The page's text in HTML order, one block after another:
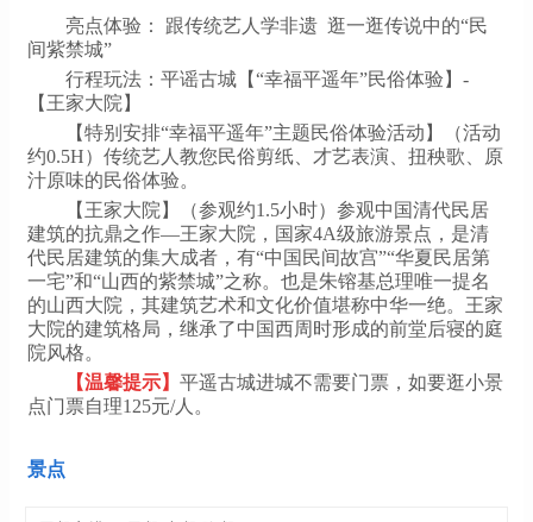
亮点体验： 跟传统艺人学非遗 逛一逛传说中的“民
间紫禁城”
行程玩法：平谣古城【“幸福平遥年”民俗体验】-
【王家大院】
【特别安排“幸福平遥年”主题民俗体验活动】（活动
约0.5H）传统艺人教您民俗剪纸、才艺表演、扭秧歌、原
汁原味的民俗体验。
【王家大院】（参观约1.5小时）参观中国清代民居
建筑的抗鼎之作—王家大院，国家4A级旅游景点，是清
代民居建筑的集大成者，有“中国民间故宫”“华夏民居第
一宅”和“山西的紫禁城”之称。也是朱镕基总理唯一提名
的山西大院，其建筑艺术和文化价值堪称中华一绝。王家
大院的建筑格局，继承了中国西周时形成的前堂后寝的庭
院风格。
【温馨提示】 平遥古城进城不需要门票，如要逛小景
点门票自理125元/人。
景点